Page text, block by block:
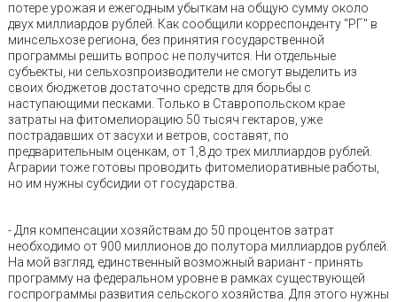
потере урожая и ежегодным убыткам на общую сумму около
двух миллиардов рублей. Как сообщили корреспонденту "РГ" в
минсельхозе региона, без принятия государственной
программы решить вопрос не получится. Ни отдельные
субъекты, ни сельхозпроизводители не смогут выделить из
своих бюджетов достаточно средств для борьбы с
наступающими песками. Только в Ставропольском крае
затраты на фитомелиорацию 50 тысяч гектаров, уже
пострадавших от засухи и ветров, составят, по
предварительным оценкам, от 1,8 до трех миллиардов рублей.
Аграрии тоже готовы проводить фитомелиоративные работы,
но им нужны субсидии от государства.
- Для компенсации хозяйствам до 50 процентов затрат
необходимо от 900 миллионов до полутора миллиардов рублей.
На мой взгляд, единственный возможный вариант - принять
программу на федеральном уровне в рамках существующей
госпрограммы развития сельского хозяйства. Для этого нужны